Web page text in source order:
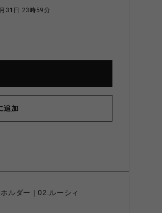
31日 23時59分
追加
ルダー | 02.ルーシィ